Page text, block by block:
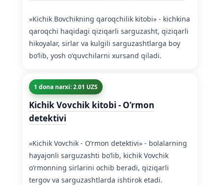
«Kichik Bovchikning qaroqchilik kitobi» - kichkina
qaroqchi haqidagi qiziqarli sarguzasht, qiziqarli
hikoyalar, sirlar va kulgili sarguzashtlarga boy
boʻlib, yosh oʻquvchilarni xursand qiladi.
1 dona narxi: 2.01 UZS
Kichik Vovchik kitobi - O’rmon
detektivi
«Kichik Vovchik - O’rmon detektivi» - bolalarning
hayajonli sarguzashti bo’lib, kichik Vovchik
o’rmonning sirlarini ochib beradi, qiziqarli
tergov va sarguzashtlarda ishtirok etadi.